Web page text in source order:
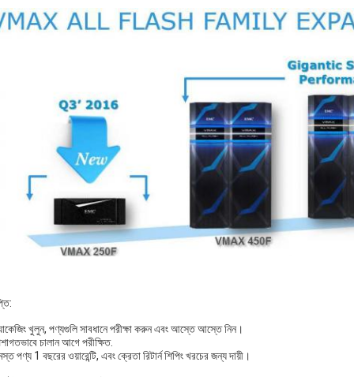
খুলুন, পণ্যগুলি সাবধানে পরীক্ষা করুন এবং আস্তে আস্তে নিন।
চালান আগে পরীক্ষিত.
পণ্য 1 বছরের ওয়ারেন্টি, এবং ক্রেতা রিটার্ন শিপিং খরচের জন্য দায়ী।